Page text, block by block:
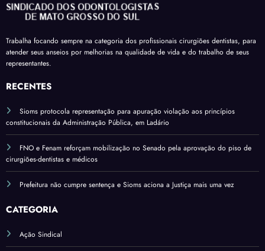
am a
ubrid
ade
salári
o
base
férias
sobre
verba
s
o
uma
comi
do*
Trabalha focando sempre na categoria dos profissionais cirurgiões dentistas, para
atender seus anseios por melhorias na qualidade de vida e do trabalho de seus
representantes.
RECENTES
Sioms protocola representação para apuração violação aos princípios
constitucionais da Administração Pública, em Ladário
FNO e Fenam reforçam mobilização no Senado pela aprovação do piso de
cirurgiões-dentistas e médicos
Prefeitura não cumpre sentença e Sioms aciona a Justiça mais uma vez
CATEGORIA
Ação Sindical